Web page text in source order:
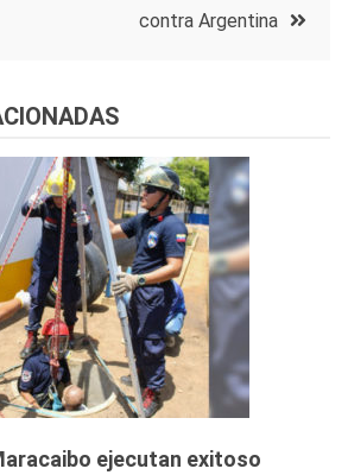
contra Argentina
ejecutan exitoso